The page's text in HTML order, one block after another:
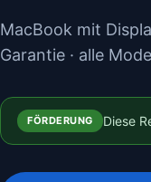
MacBook mit
Garantie · alle
FÖRDERUNG Diese